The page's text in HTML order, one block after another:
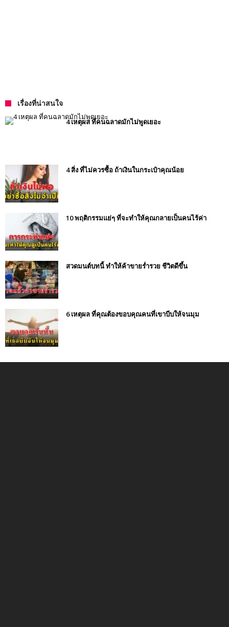
เรื่องที่น่าสนใจ
4 เหตุผล ที่คนฉลาดมักไม่พูดเยอะ
4 สิ่ง ที่ไม่ควรซื้อ ถ้าเงินในกระเป๋าคุณน้อย
10 พฤติกรรมแย่ๆ ที่จะทำให้คุณกลายเป็นคนไร้ค่า
สวดมนต์บทนี้ ทำให้ค้าขายร่ำรวย ชีวิตดีขึ้น
6 เหตุผล ที่คุณต้องขอบคุณคนที่เขาบีบให้จนมุม